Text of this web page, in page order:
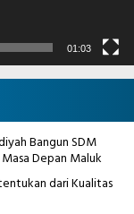
01:03
Bangun SDM
Depan Maluk
dari Kualitas